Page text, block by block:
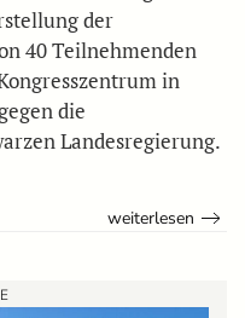
der
40 Teilnehmenden
in
die
Landesregierung.
weiterlesen